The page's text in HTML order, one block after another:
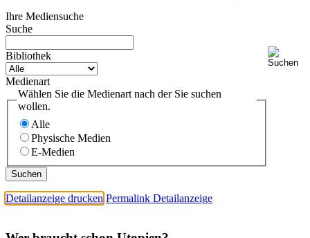
Ihre Mediensuche
Suche
Bibliothek
Medienart
Wählen Sie die Medienart nach der Sie suchen
wollen.
Alle
Physische Medien
E-Medien
Detailanzeige drucken Permalink Detailanzeige